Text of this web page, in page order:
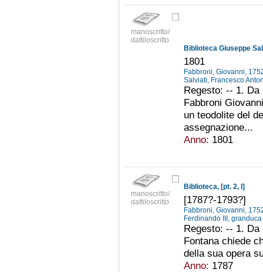
manoscritto/
dattiloscritto
Biblioteca Giuseppe
1801
Fabbroni, Giovanni,
Salviati, Francesco
Regesto: -- 1.
Fabbroni
un teodolite del
assegnazione...
Anno: 1801
manoscritto/
dattiloscritto
Biblioteca, [pt. 2, I]
[1787?-1793?]
Fabbroni, Giovanni,
Ferdinando III,
Regesto: -- 1.
Fontana chiede
della sua opera
Anno: 1787